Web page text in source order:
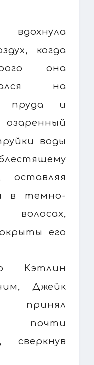
когда
она
на
пруда и
воды
оставляя
в темно-
его
Кэтлин
Джейк
принял
почти
сверкнув